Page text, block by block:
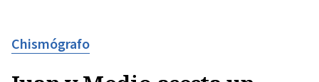
Chismógrafo